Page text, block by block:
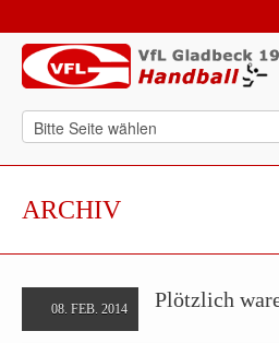
ARCHIV
08. FEB. 2014 Plötzlich